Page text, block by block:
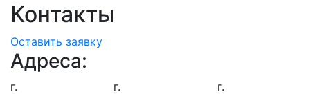
Контакты
Оставить заявку
Адреса:
г.
г.
г.